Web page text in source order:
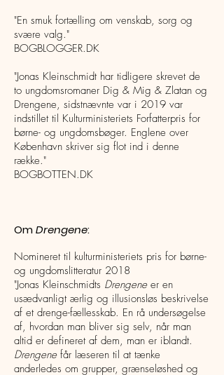
"En smuk fortælling om venskab, sorg og
svære valg."
BOGBLOGGER.DK
"Jonas Kleinschmidt har tidligere skrevet de
to ungdomsromaner Dig & Mig & Zlatan og
Drengene, sidstnævnte var i 2019 var
indstillet til Kulturministeriets Forfatterpris for
børne- og ungdomsbøger. Englene over
København skriver sig flot ind i denne
række."
BOGBOTTEN.DK
OmDrengene:
Nomineret til kulturministeriets pris for børne-
og ungdomslitteratur 2018
"Jonas Kleinschmidts Drengeneer en
usædvanligt ærlig og illusionsløs beskrivelse
af et drenge-fællesskab. En rå undersøgelse
af, hvordan man bliver sig selv, når man
altid er defineret af dem, man er iblandt.
Drengenefår læseren til at tænke
anderledes om grupper, grænseløshed og